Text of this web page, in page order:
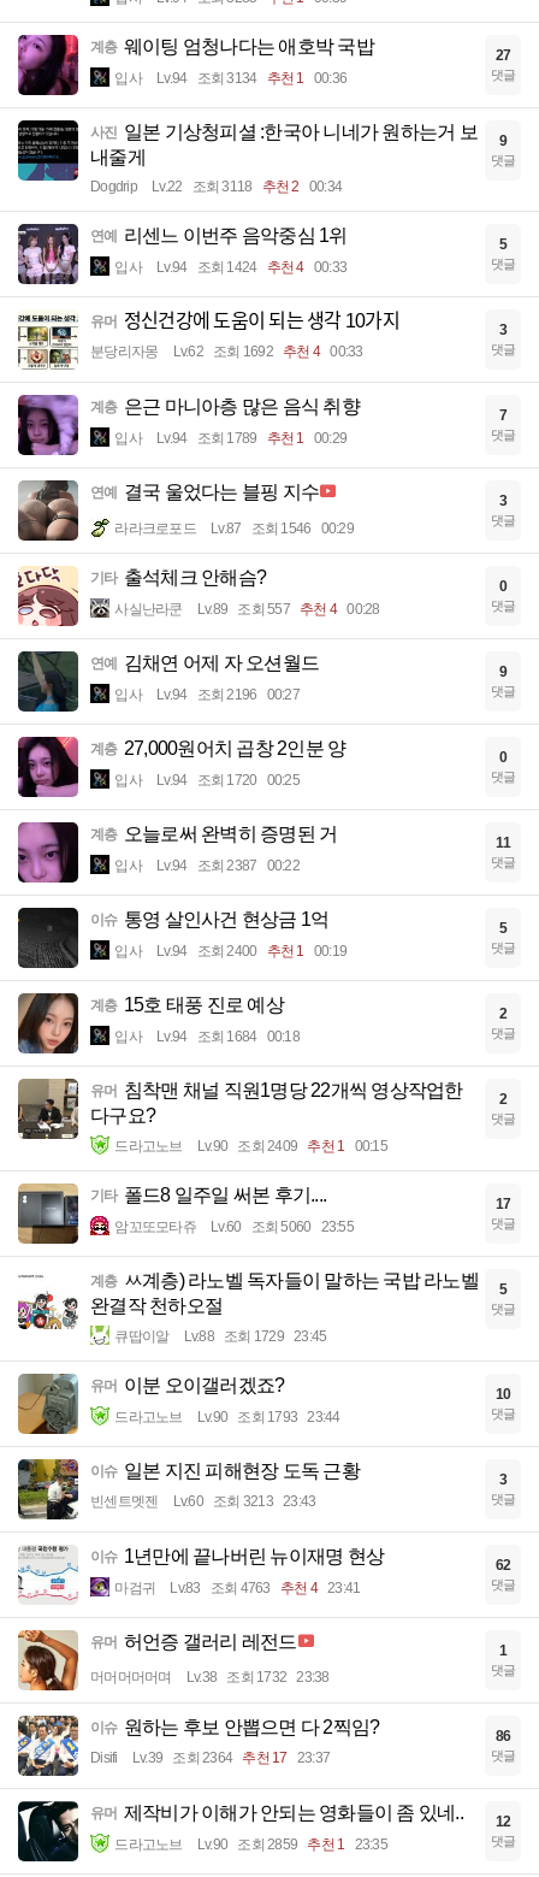
계층 웨이팅 엄청나다는 애호박 국밥
입사 Lv.94 조회 3134 추천 1 00:36
27
댓글
사진 일본 기상청피셜 :한국아 니네가 원하는거 보
내줄게
Dogdrip Lv.22 조회 3118 추천 2 00:34
9
댓글
연예 리센느 이번주 음악중심 1위
입사 Lv.94 조회 1424 추천 4 00:33
5
댓글
유머 정신건강에 도움이 되는 생각 10가지
분당리자몽 Lv.62 조회 1692 추천 4 00:33
3
댓글
계층 은근 마니아층 많은 음식 취향
입사 Lv.94 조회 1789 추천 1 00:29
7
댓글
연예 결국 울었다는 블핑 지수
라라크로포드 Lv.87 조회 1546 00:29
3
댓글
기타 출석체크 안해슴?
사실난라쿤 Lv.89 조회 557 추천 4 00:28
0
댓글
연예 김채연 어제 자 오션월드
입사 Lv.94 조회 2196 00:27
9
댓글
계층 27,000원어치 곱창 2인분 양
입사 Lv.94 조회 1720 00:25
0
댓글
계층 오늘로써 완벽히 증명된 거
입사 Lv.94 조회 2387 00:22
11
댓글
이슈 통영 살인사건 현상금 1억
입사 Lv.94 조회 2400 추천 1 00:19
5
댓글
계층 15호 태풍 진로 예상
입사 Lv.94 조회 1684 00:18
2
댓글
유머 침착맨 채널 직원1명당 22개씩 영상작업한
다구요?
드라고노브 Lv.90 조회 2409 추천 1 00:15
2
댓글
기타 폴드8 일주일 써본 후기....
암꼬또모타쥬 Lv.60 조회 5060 23:55
17
댓글
계층 ㅆ계층) 라노벨 독자들이 말하는 국밥 라노벨
완결작 천하오절
큐땁이알 Lv.88 조회 1729 23:45
5
댓글
유머 이분 오이갤러겠죠?
드라고노브 Lv.90 조회 1793 23:44
10
댓글
이슈 일본 지진 피해현장 도독 근황
빈센트멧젠 Lv.60 조회 3213 23:43
3
댓글
이슈 1년만에 끝나버린 뉴이재명 현상
마검귀 Lv.83 조회 4763 추천 4 23:41
62
댓글
유머 허언증 갤러리 레전드
머머머머머며 Lv.38 조회 1732 23:38
1
댓글
이슈 원하는 후보 안뽑으면 다 2찍임?
Disifi Lv.39 조회 2364 추천 17 23:37
86
댓글
유머 제작비가 이해가 안되는 영화들이 좀 있네..
드라고노브 Lv.90 조회 2859 추천 1 23:35
12
댓글